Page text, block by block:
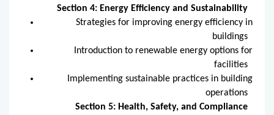
Section 4: Energy Efficiency and Sustainability
Strategies for improving energy efficiency in
buildings
Introduction to renewable energy options for
facilities
Implementing sustainable practices in building
operations
Section 5: Health, Safety, and Compliance